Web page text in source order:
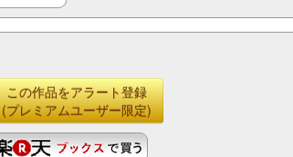
この作品をアラート登録
(プレミアムユーザー限定)